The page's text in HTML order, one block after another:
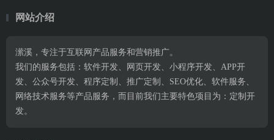
网站介绍
潆溪，专注于互联网产品服务和营销推广。
我们的服务包括：软件开发、网页开发、小程序开发、APP开
发、公众号开发、程序定制、推广定制、SEO优化、软件服务、
网络技术服务等产品服务，而目前我们主要特色项目为：定制开
发。